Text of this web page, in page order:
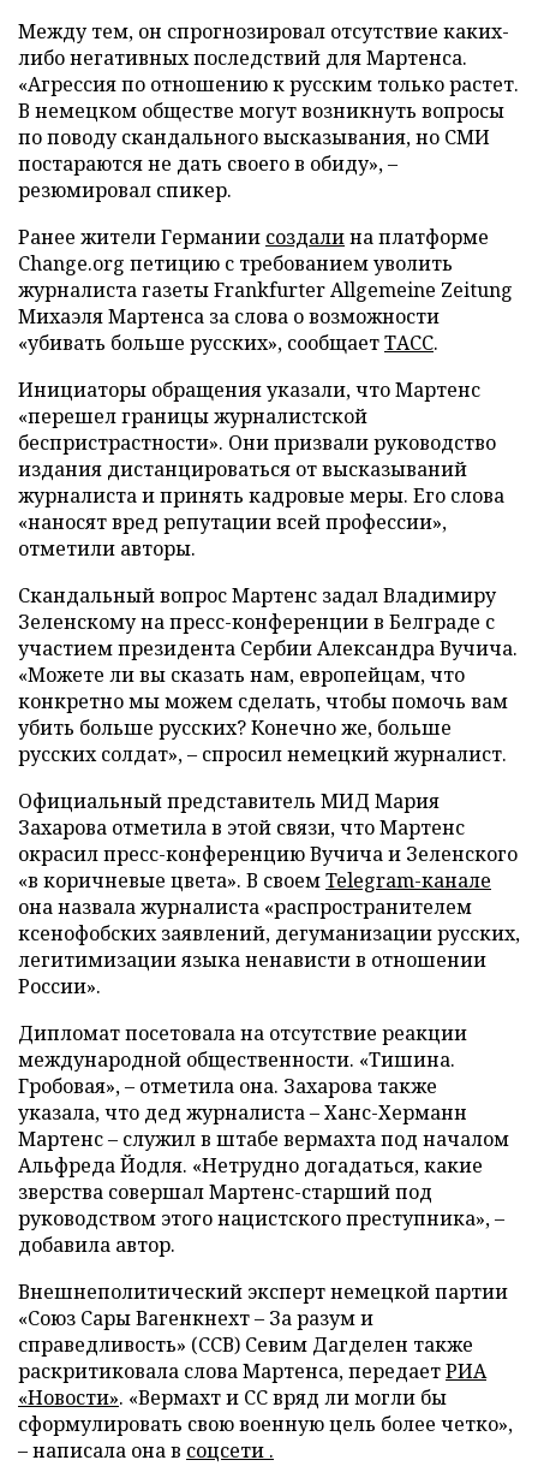
Между тем, он спрогнозировал отсутствие каких-
либо негативных последствий для Мартенса.
«Агрессия по отношению к русским только растет.
В немецком обществе могут возникнуть вопросы
по поводу скандального высказывания, но СМИ
постараются не дать своего в обиду», –
резюмировал спикер.
Ранее жители Германии создалина платформе
Change.org петицию с требованием уволить
журналиста газеты Frankfurter Allgemeine Zeitung
Михаэля Мартенса за слова о возможности
«убивать больше русских», сообщаетТАСС.
Инициаторы обращения указали, что Мартенс
«перешел границы журналистской
беспристрастности». Они призвали руководство
издания дистанцироваться от высказываний
журналиста и принять кадровые меры. Его слова
«наносят вред репутации всей профессии»,
отметили авторы.
Скандальный вопрос Мартенс задал Владимиру
Зеленскому на пресс-конференции в Белграде с
участием президента Сербии Александра Вучича.
«Можете ли вы сказать нам, европейцам, что
конкретно мы можем сделать, чтобы помочь вам
убить больше русских? Конечно же, больше
русских солдат», – спросил немецкий журналист.
Официальный представитель МИД Мария
Захарова отметила в этой связи, что Мартенс
окрасил пресс-конференцию Вучича и Зеленского
«в коричневые цвета». В своемTelegram-канале
она назвала журналиста «распространителем
ксенофобских заявлений, дегуманизации русских,
легитимизации языка ненависти в отношении
России».
Дипломат посетовала на отсутствие реакции
международной общественности. «Тишина.
Гробовая», – отметила она. Захарова также
указала, что дед журналиста – Ханс-Херманн
Мартенс – служил в штабе вермахта под началом
Альфреда Йодля. «Нетрудно догадаться, какие
зверства совершал Мартенс-старший под
руководством этого нацистского преступника», –
добавила автор.
Внешнеполитический эксперт немецкой партии
«Союз Сары Вагенкнехт – За разум и
справедливость» (ССВ) Севим Дагделен также
раскритиковала слова Мартенса, передаетРИА
«Новости». «Вермахт и СС вряд ли могли бы
сформулировать свою военную цель более четко»,
– написала она в соцсети .